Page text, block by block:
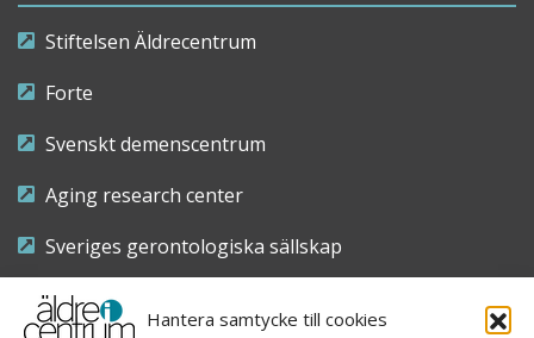
Hantera samtycke till cookies
Stiftelsen Äldrecentrum
Forte
Svenskt demenscentrum
Aging research center
Sveriges gerontologiska sällskap
Riksföreningen för sjuksköterskor inom äldre- och
demensvård